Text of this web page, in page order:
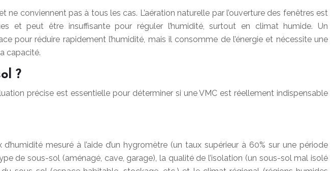
conviennent pas à tous les cas. L’aération naturelle par l’ouverture des fenêtres est
et peut être insuffisante pour réguler l’humidité, surtout en climat humide. Un
pour réduire rapidement l’humidité, mais il consomme de l’énergie et nécessite une
capacité.
?
précise est essentielle pour déterminer si une VMC est réellement indispensable
mesuré à l’aide d’un hygromètre (un taux supérieur à 60% sur une période
de sous-sol (aménagé, cave, garage), la qualité de l’isolation (un sous-sol mal isolé